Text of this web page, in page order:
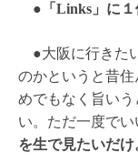
●「Links」に１
●大阪に行きた
のかというと昔住
めでもなく旨い
い。ただ一度でい
を生で見たいだけ